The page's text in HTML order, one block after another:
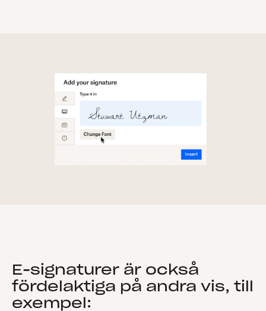
E-signaturer är också
fördelaktiga på andra vis, till
exempel: